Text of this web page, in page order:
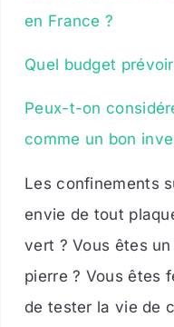
en France ?
Quel budget
Peux-t-on
comme un bon
Les confinements
envie de tout
vert ? Vous êtes
pierre ? Vous êtes
de tester la vie de